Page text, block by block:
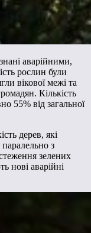
аварійними,
рослин були
вікової межі та
Кількість
55% від загальної
дерев, які
з
зелених
нові аварійні